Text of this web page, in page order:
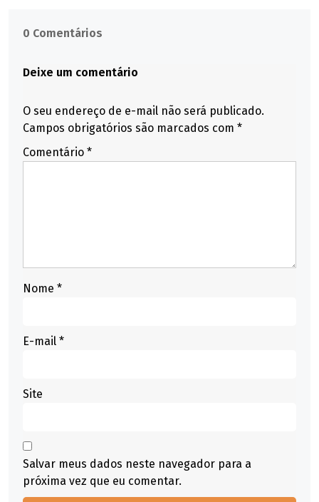
0 Comentários
Deixe um comentário
O seu endereço de e-mail não será publicado.
Campos obrigatórios são marcados com *
Comentário *
Nome *
E-mail *
Site
Salvar meus dados neste navegador para a
próxima vez que eu comentar.